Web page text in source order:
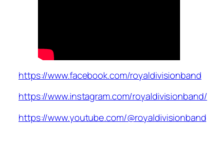
https://www.facebook.com/royaldivisionband
https://www.instagram.com/royaldivisionband/
https://www.youtube.com/@royaldivisionband